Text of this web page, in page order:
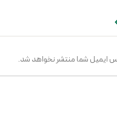
ایمیل شما منتشر نخواهد شد.